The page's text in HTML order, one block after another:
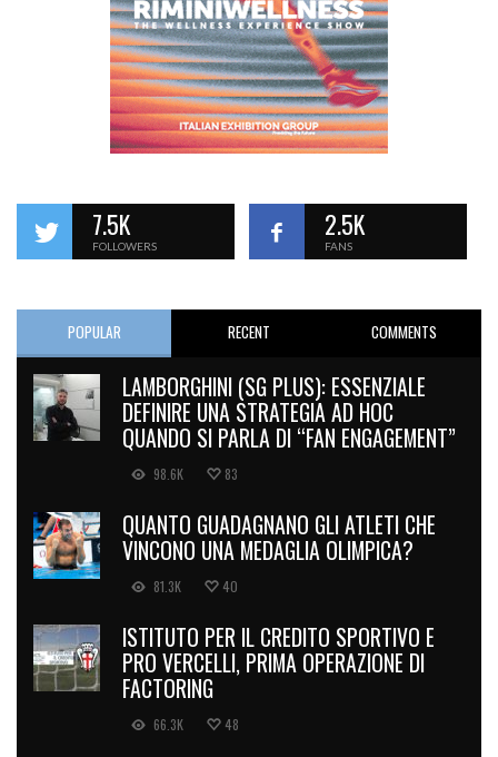
7.5K
FOLLOWERS
2.5K
FANS
POPULAR RECENT COMMENTS
LAMBORGHINI (SG PLUS): ESSENZIALE
DEFINIRE UNA STRATEGIA AD HOC
QUANDO SI PARLA DI “FAN ENGAGEMENT”
98.6K 83
QUANTO GUADAGNANO GLI ATLETI CHE
VINCONO UNA MEDAGLIA OLIMPICA?
81.3K 40
ISTITUTO PER IL CREDITO SPORTIVO E
PRO VERCELLI, PRIMA OPERAZIONE DI
FACTORING
66.3K 48